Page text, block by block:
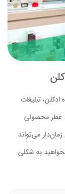
تبلیغات
عطر محصولی
می‌تواند
به شکلی